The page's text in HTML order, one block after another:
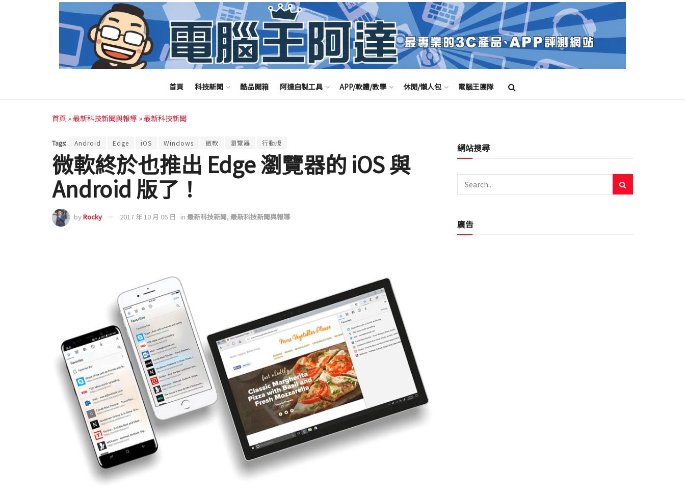
首頁 科技新聞 酷品開箱 阿達自製工具 APP/軟體/教學 休閒/懶人包 電腦王團隊
首頁 »最新科技新聞與報導 »最新科技新聞
Tags: Android Edge iOS Windows 微軟 瀏覽器 行動版
微軟終於也推出 Edge 瀏覽器的 iOS 與
Android 版了！
byRocky 2017 年 10 月 06 日 in 最新科技新聞, 最新科技新聞與報導
網站搜尋
廣告